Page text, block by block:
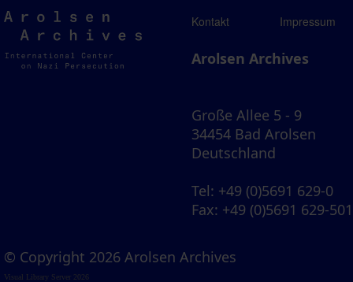
Arolsen
Archives
Kontakt Impressum
Arolsen Archives
Große Allee 5 - 9
34454 Bad Arolsen
Deutschland
Tel: +49 (0)5691 629-0
Fax: +49 (0)5691 629-501
© Copyright 2026 Arolsen Archives
Visual Library Server 2026